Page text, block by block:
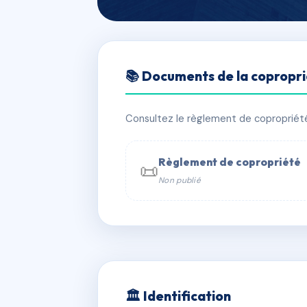
Copropriété
📍 404 av henry duhamel 38410
📞 Contacter Syndic Digital
📚 Documents de la
Consultez le règlement de
📜Règlement de copropriété
Non publié
🏛 Identification